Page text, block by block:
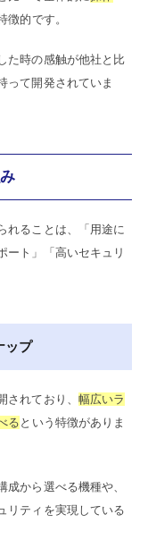
徴的です。
た時の感触が他社と比
って開発されていま
れることは、「用途に
ート」「高いセキュリ
ップ
れており、 幅広いラ
る という特徴がありま
から選べる機種や、
リティを実現している